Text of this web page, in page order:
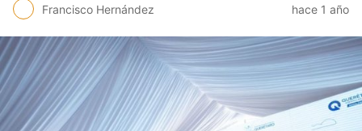
Francisco Hernández hace 1 año